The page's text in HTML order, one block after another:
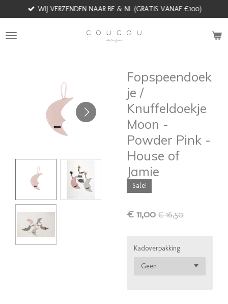
direct
naar
de
WIJ VERZENDEN NAAR BE & NL (GRATIS VANAF €100)
Fopspeendoek
je /
Knuffeldoekje
Moon -
Powder Pink -
House of
Jamie
Sale!
€ 11,00 € 16,50
Kadoverpakking